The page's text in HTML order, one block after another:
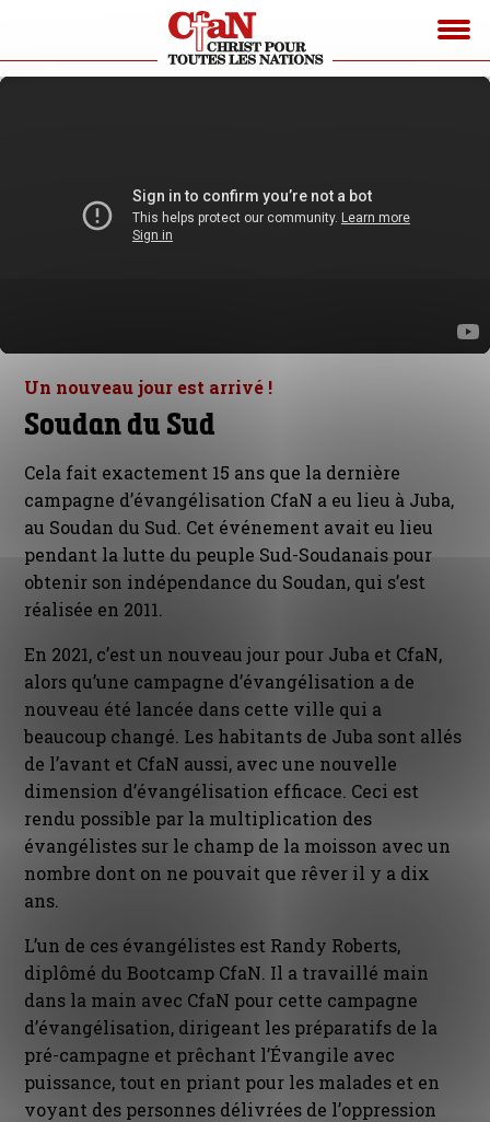
Un nouveau jour est arrivé !
Soudan du Sud
Cela fait exactement 15 ans que la dernière
campagne d’évangélisation CfaN a eu lieu à Juba,
au Soudan du Sud. Cet événement avait eu lieu
pendant la lutte du peuple Sud-Soudanais pour
obtenir son indépendance du Soudan, qui s’est
réalisée en 2011.
En 2021, c’est un nouveau jour pour Juba et CfaN,
alors qu’une campagne d’évangélisation a de
nouveau été lancée dans cette ville qui a
beaucoup changé. Les habitants de Juba sont allés
de l’avant et CfaN aussi, avec une nouvelle
dimension d’évangélisation efficace. Ceci est
rendu possible par la multiplication des
évangélistes sur le champ de la moisson avec un
nombre dont on ne pouvait que rêver il y a dix
ans.
L’un de ces évangélistes est Randy Roberts,
diplômé du Bootcamp CfaN. Il a travaillé main
dans la main avec CfaN pour cette campagne
d’évangélisation, dirigeant les préparatifs de la
pré-campagne et prêchant l’Évangile avec
puissance, tout en priant pour les malades et en
voyant des personnes délivrées de l’oppression